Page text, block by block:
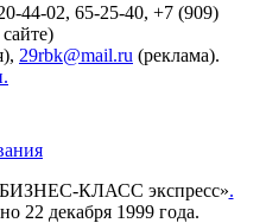
44-02, 65-25-40, +7 (909)
29rbk@mail.ru (реклама).
КЛАСС экспресс».
22 декабря 1999 года.